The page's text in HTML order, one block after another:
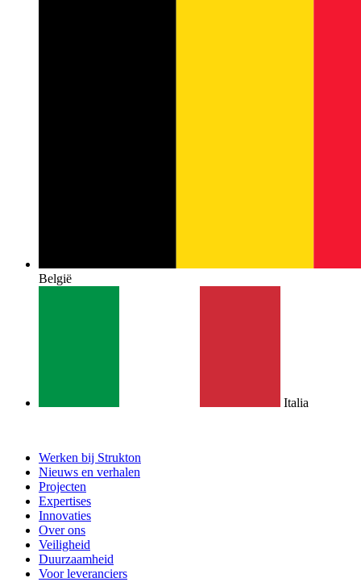
België
Italia
Werken bij Strukton
Nieuws en verhalen
Projecten
Expertises
Innovaties
Over ons
Veiligheid
Duurzaamheid
Voor leveranciers